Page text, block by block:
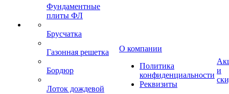
Фундаментные
плиты ФЛ
Брусчатка
Газонная решетка
Бордюр
Лоток дождевой
О компании
Политика
конфиденциальности
Реквизиты
и